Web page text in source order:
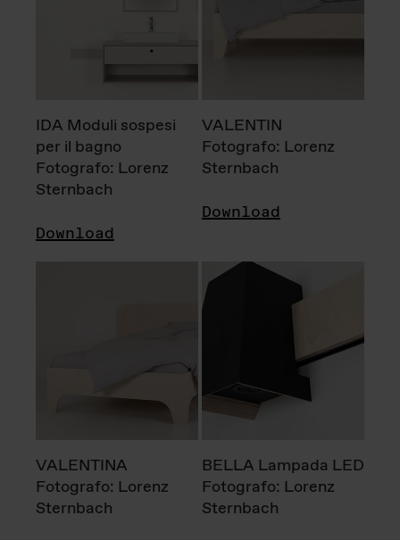
IDA Moduli sospesi
per il bagno
Fotografo: Lorenz
Sternbach
Download
VALENTIN
Fotografo: Lorenz
Sternbach
Download
VALENTINA
Fotografo: Lorenz
Sternbach
BELLA Lampada LED
Fotografo: Lorenz
Sternbach